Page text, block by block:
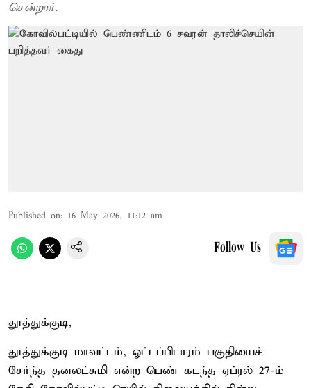
சென்றார்.
Published on: 16 May 2026, 11:12 am
Follow Us
தூத்துக்குடி,
தூத்துக்குடி மாவட்டம், ஓட்டப்பிடாரம் பகுதியைச்
சேர்ந்த தனலட்சுமி என்ற பெண் கடந்த ஏப்ரல் 27-ம்